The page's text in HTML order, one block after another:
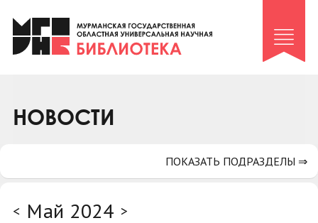
Клуб «Гиря и сельдерей»
Клуб «Семейный архив»
Коллегам
НОВОСТИ
< Май 2024 >
ПОКАЗАТЬ ПОДРАЗДЕЛЫ ⇒